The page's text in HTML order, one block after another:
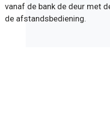
vanaf de bank de deur met
de afstandsbediening.